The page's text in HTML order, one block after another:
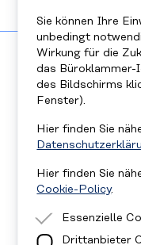
Sie können Ihre
unbedingt
Wirkung für die
das Büroklammer-
des Bildschirms
Fenster).
Hier finden Sie
Hier finden Sie
Cookie-Policy.
Essenzielle
Essenzielle
Drittanbieter
Kinder-
FOLGE UNS